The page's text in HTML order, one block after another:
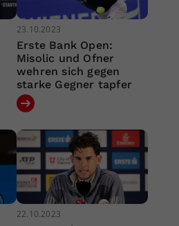
23.10.2023
Erste Bank Open:
Misolic und Ofner
wehren sich gegen
starke Gegner tapfer
22.10.2023